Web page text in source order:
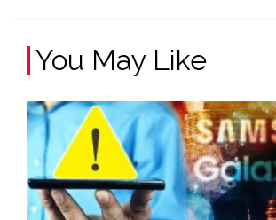
You May Like